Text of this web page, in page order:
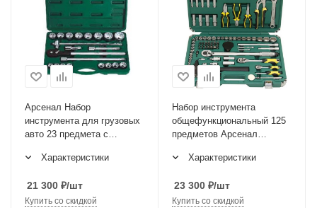
Арсенал Набор
инструмента для грузовых
авто 23 предмета с
C341T23 3/4"
Характеристики
21 300 ₽/шт
Купить со скидкой
Набор инструмента
общефункциональный 125
предметов Арсенал
Характеристики
23 300 ₽/шт
Купить со скидкой